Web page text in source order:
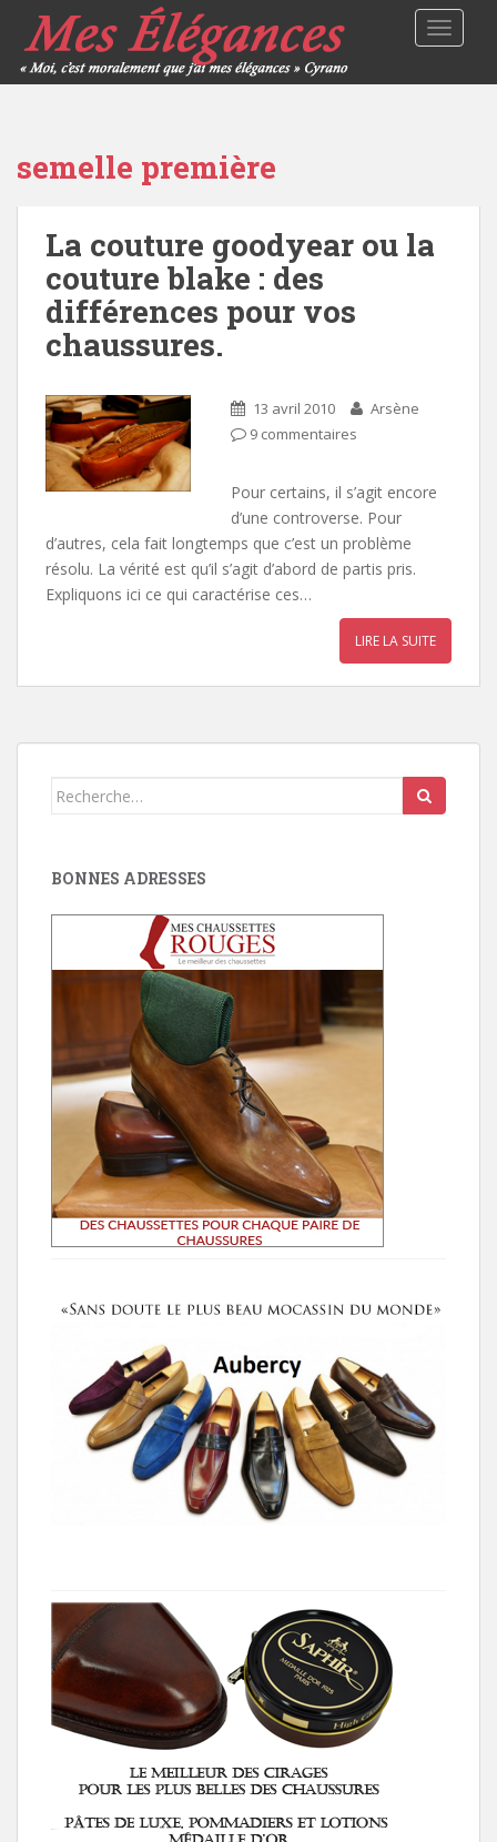
semelle première
La couture goodyear ou la
couture blake : des
différences pour vos
chaussures.
13 avril 2010
Arsène
9 commentaires
Pour certains, il s’agit encore
d’une controverse. Pour
d’autres, cela fait longtemps que c’est un problème
résolu. La vérité est qu’il s’agit d’abord de partis pris.
Expliquons ici ce qui caractérise ces…
LIRE LA SUITE
Search for:
BONNES ADRESSES